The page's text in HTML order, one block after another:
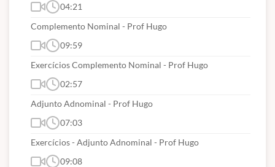
04:21
Complemento Nominal - Prof Hugo
09:59
Exercícios Complemento Nominal - Prof Hugo
02:57
Adjunto Adnominal - Prof Hugo
07:03
Exercícios - Adjunto Adnominal - Prof Hugo
09:08